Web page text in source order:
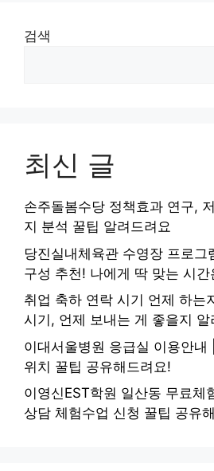
검색
최신 글
손주돌봄수당 정책효과 연구,
지 분석 꿀팁 알려드려요
당진실내체육관 수영장 프로
구성 추천! 나에게 딱 맞는 시간
취업 축하 연락 시기 언제 하는
시기, 언제 보내는 게 좋을지 알
이대서울병원 응급실 이용안
위치 꿀팁 공유해드려요!
이영신EST학원 일산동 무료체
상담 체험수업 신청 꿀팁 공유